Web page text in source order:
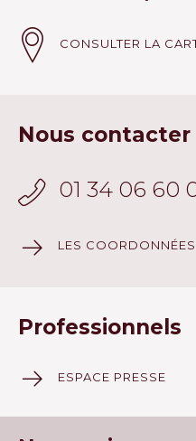
CONSULTER LA
Nous contacter
01 34 06 60
LES
Professionnels
ESPACE PRESSE